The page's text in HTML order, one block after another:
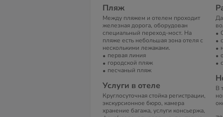
Пляж
Между пляжем и отелем проходит
железная дорога, оборудован
специальный переход-мост. На
пляже есть небольшая зона отеля с
несколькими лежаками.
первая линия
городской пляж
песчаный пляж
Услуги в отеле
Круглосуточная стойка регистрации,
экскурсионное бюро, камера
хранение багажа, услуги консьержа,
В